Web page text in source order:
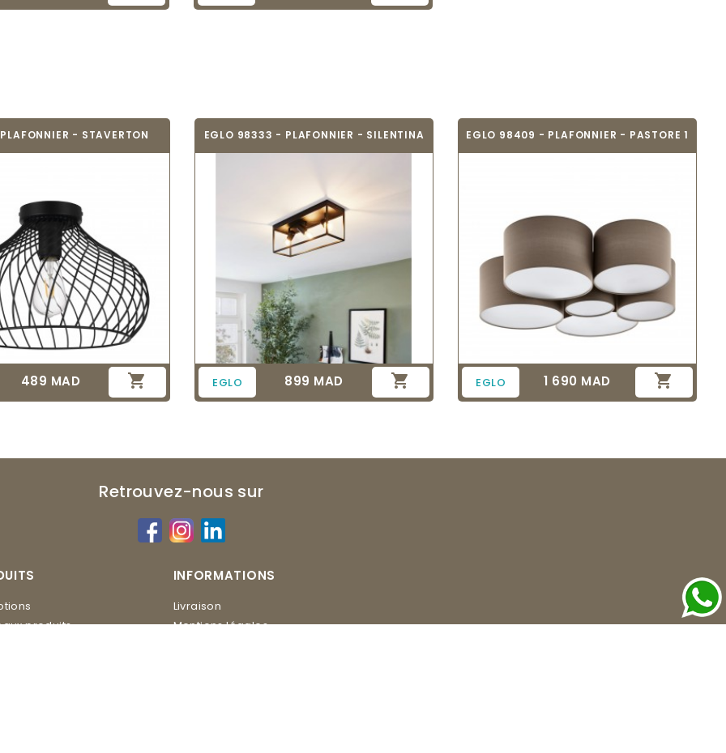
- STAVERTON
Prix
489 MAD 
EGLO 98333 - PLAFONNIER - SILENTINA
EGLO Prix
899 MAD 
EGLO 98409 - PLAFONNIER - PASTORE 1
EGLO Prix
1 690 MAD 
Retrouvez-nous sur
produits
INFORMATIONS
Livraison
Mentions légales